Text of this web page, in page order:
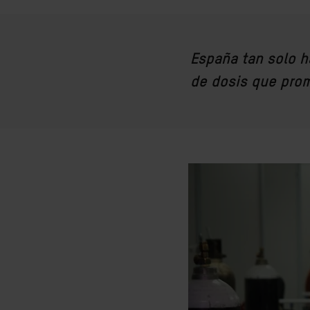
España tan solo
de dosis que